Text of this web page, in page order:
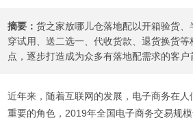
摘要：货之家放哪儿仓落地配以开箱验货
穿试用、送二选一、代收货款、退货换货
点，逐步打造成为众多有落地配需求的客户
近年来，随着互联网的发展，电子商务在
重要的角色，2019年全国电子商务交易规